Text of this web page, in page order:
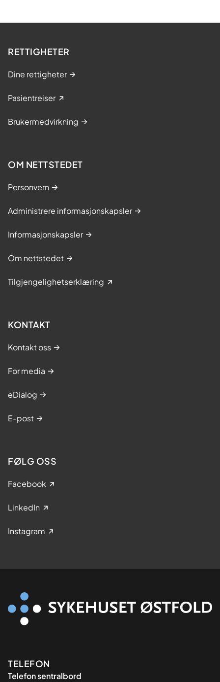
RETTIGHETER
Dine rettigheter
Pasientreiser
Brukermedvirkning
OM NETTSTEDET
Personvern
Administrere informasjonskapsler
Informasjonskapsler
Om nettstedet
Tilgjengelighetserklæring
KONTAKT
Kontakt oss
For media
eDialog
E-post
FØLG OSS
Facebook
LinkedIn
Instagram
Kontaktinformasjon
TELEFON
Telefon sentralbord